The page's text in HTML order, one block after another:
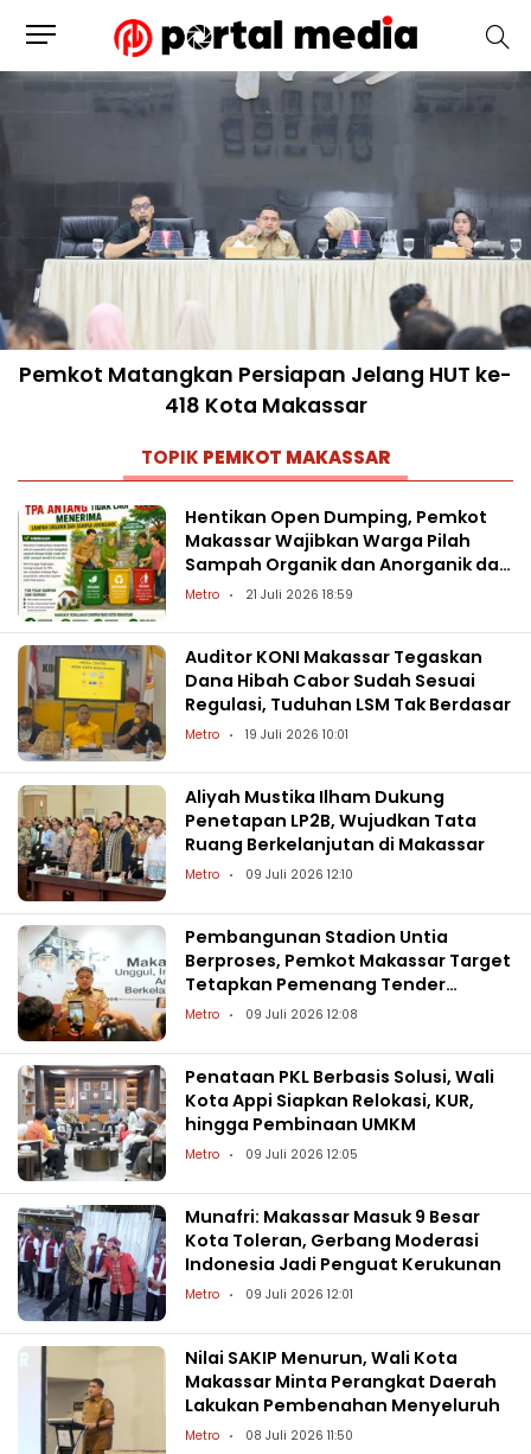
Pemkot Matangkan Persiapan Jelang HUT ke-
418 Kota Makassar
TOPIK PEMKOT MAKASSAR
Hentikan Open Dumping, Pemkot
Makassar Wajibkan Warga Pilah
Sampah Organik dan Anorganik dari
Rumah
Metro 21 Juli 2026 18:59
Auditor KONI Makassar Tegaskan
Dana Hibah Cabor Sudah Sesuai
Regulasi, Tuduhan LSM Tak Berdasar
Metro 19 Juli 2026 10:01
Aliyah Mustika Ilham Dukung
Penetapan LP2B, Wujudkan Tata
Ruang Berkelanjutan di Makassar
Metro 09 Juli 2026 12:10
Pembangunan Stadion Untia
Berproses, Pemkot Makassar Target
Tetapkan Pemenang Tender
September 2026
Metro 09 Juli 2026 12:08
Penataan PKL Berbasis Solusi, Wali
Kota Appi Siapkan Relokasi, KUR,
hingga Pembinaan UMKM
Metro 09 Juli 2026 12:05
Munafri: Makassar Masuk 9 Besar
Kota Toleran, Gerbang Moderasi
Indonesia Jadi Penguat Kerukunan
Metro 09 Juli 2026 12:01
Nilai SAKIP Menurun, Wali Kota
Makassar Minta Perangkat Daerah
Lakukan Pembenahan Menyeluruh
Metro 08 Juli 2026 11:50